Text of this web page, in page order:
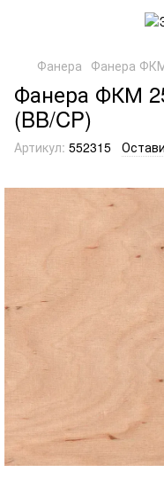
Фанера Фанера
Фанера ФКМ
(BB/CP)
Артикул: 552315